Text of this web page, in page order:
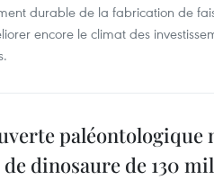
durable de la fabrication de
encore le climat des
paléontologique
dinosaure de 130